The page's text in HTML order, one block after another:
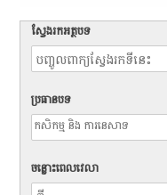
ស្វែងរកអត្ថបទ
ប្រធានបទ
ចន្លោះពេលវេលា